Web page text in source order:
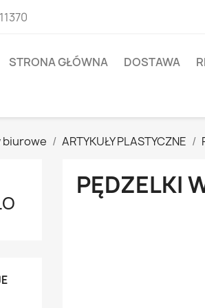
STRONA GŁÓWNA DOSTAWA
biurowe ARTYKUŁY PLASTYCZNE
PĘDZELKI